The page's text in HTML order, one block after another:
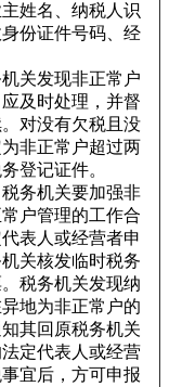
姓名、纳税人识
份证件号码、经
关发现非正常户
及时处理，并督
对没有欠税且没
非正常户超过两
登记证件。
务机关要加强非
户管理的工作合
表人或经营者申
关核发临时税务
税务机关发现纳
地为非正常户的
其回原税务机关
定代表人或经营
宜后，方可申报